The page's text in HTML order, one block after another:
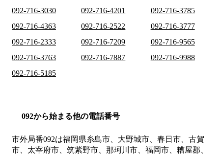
092-716-3030
092-716-4201
092-716-3785
092-716-4363
092-716-2522
092-716-3777
092-716-2333
092-716-7209
092-716-9565
092-716-3763
092-716-7887
092-716-9988
092-716-5185
092から始まる他の電話番号
市外局番092は福岡県糸島市、大野城市、春日市、古賀
市、太宰府市、筑紫野市、那珂川市、福岡市、糟屋郡、